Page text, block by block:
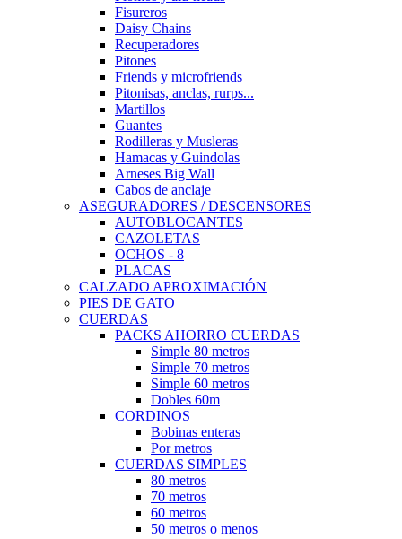
Fisureros
Daisy Chains
Recuperadores
Pitones
Friends y microfriends
Pitonisas, anclas, rurps...
Martillos
Guantes
Rodilleras y Musleras
Hamacas y Guindolas
Arneses Big Wall
Cabos de anclaje
ASEGURADORES / DESCENSORES
AUTOBLOCANTES
CAZOLETAS
OCHOS - 8
PLACAS
CALZADO APROXIMACIÓN
PIES DE GATO
CUERDAS
PACKS AHORRO CUERDAS
Simple 80 metros
Simple 70 metros
Simple 60 metros
Dobles 60m
CORDINOS
Bobinas enteras
Por metros
CUERDAS SIMPLES
80 metros
70 metros
60 metros
50 metros o menos